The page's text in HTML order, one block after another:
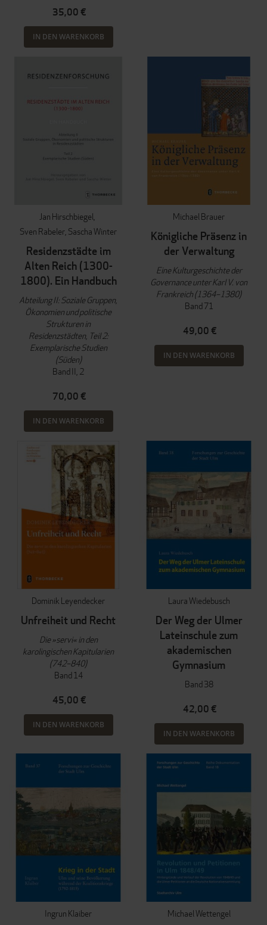
35,00 €
IN DEN WARENKORB
Jan Hirschbiegel
Sven Rabeler Sascha Winter
Residenzstädte im
Alten Reich (1300-
1800). Ein Handbuch
Abteilung II: Soziale Gruppen,
Ökonomien und politische
Strukturen in
Residenzstädten, Teil 2:
Exemplarische Studien
(Süden)
Band II, 2
70,00 €
IN DEN WARENKORB
Michael Brauer
Königliche Präsenz in
der Verwaltung
Eine Kulturgeschichte der
Governance unter Karl V. von
Frankreich (1364–1380)
Band 71
49,00 €
IN DEN WARENKORB
Dominik Leyendecker
Unfreiheit und Recht
Die »servi« in den
karolingischen Kapitularien
(742–840)
Band 14
45,00 €
IN DEN WARENKORB
Laura Wiedebusch
Der Weg der Ulmer
Lateinschule zum
akademischen
Gymnasium
Band 38
42,00 €
IN DEN WARENKORB
Ingrun Klaiber Michael Wettengel